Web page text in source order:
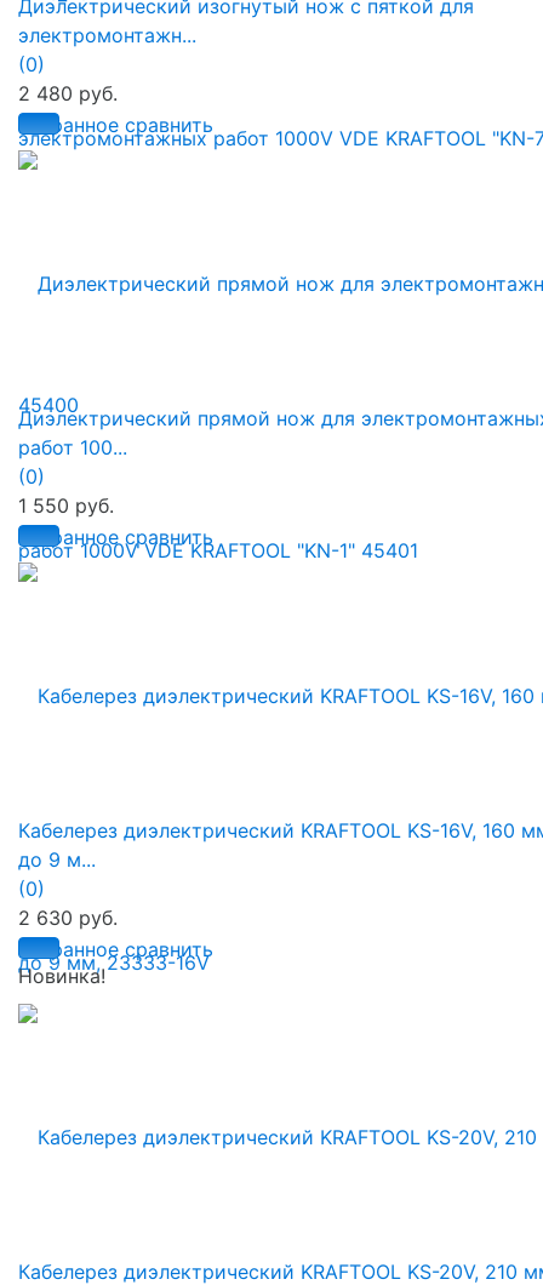
избранное сравнить
Диэлектрический изогнутый нож с пяткой для
электромонтажн...
(0)
2 480 руб.
избранное сравнить
Диэлектрический прямой нож для
работ 100...
(0)
1 550 руб.
избранное сравнить
Кабелерез диэлектрический KRAFTOOL KS-16V, 160
до 9 м...
(0)
2 630 руб.
Новинка!
Кабелерез диэлектрический KRAFTOOL KS-20V, 210